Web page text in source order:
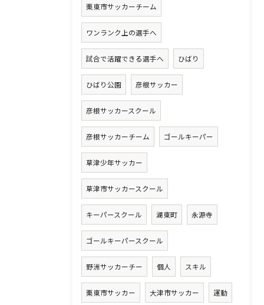
栗東市サッカーチーム
ワンランク上の選手へ
試合で活躍できる選手へ ひばり
ひばり公園 彦根サッカー
彦根サッカースクール
彦根サッカーチーム ゴールキーパー
草津少年サッカー
草津市サッカースクール
キーパースクール 湖東町 永源寺
ゴールキーパースクール
野洲サッカーチー 個人 スキル
栗東市サッカー 大津市サッカー 運動